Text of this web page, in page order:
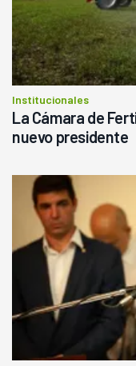
Institucionales
La Cámara de
nuevo presidente